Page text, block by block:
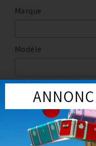
Marque
Modèle
Année du